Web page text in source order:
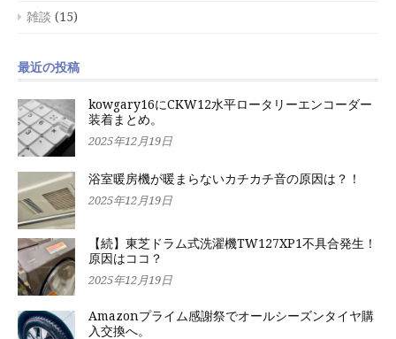
雑談 (15)
最近の投稿
kowgary16にCKW12水平ロータリーエンコーダー
装着まとめ。
2025年12月19日
浴室暖房機が暖まらないカチカチ音の原因は？！
2025年12月19日
【続】東芝ドラム式洗濯機TW127XP1不具合発生！
原因はココ？
2025年12月19日
Amazonプライム感謝祭でオールシーズンタイヤ購
入交換へ。